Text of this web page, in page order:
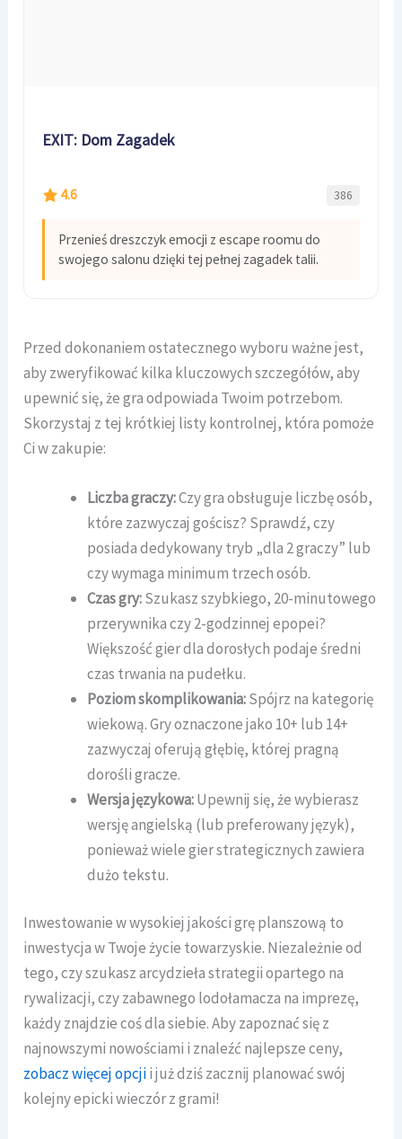
EXIT: Dom Zagadek
4.6 386
Przenieś dreszczyk emocji z escape roomu do
swojego salonu dzięki tej pełnej zagadek talii.
Przed dokonaniem ostatecznego wyboru ważne jest,
aby zweryfikować kilka kluczowych szczegółów, aby
upewnić się, że gra odpowiada Twoim potrzebom.
Skorzystaj z tej krótkiej listy kontrolnej, która pomoże
Ci w zakupie:
Liczba graczy:Czy gra obsługuje liczbę osób,
które zazwyczaj gościsz? Sprawdź, czy
posiada dedykowany tryb „dla 2 graczy” lub
czy wymaga minimum trzech osób.
Czas gry:Szukasz szybkiego, 20-minutowego
przerywnika czy 2-godzinnej epopei?
Większość gier dla dorosłych podaje średni
czas trwania na pudełku.
Poziom skomplikowania:Spójrz na kategorię
wiekową. Gry oznaczone jako 10+ lub 14+
zazwyczaj oferują głębię, której pragną
dorośli gracze.
Wersja językowa:Upewnij się, że wybierasz
wersję angielską (lub preferowany język),
ponieważ wiele gier strategicznych zawiera
dużo tekstu.
Inwestowanie w wysokiej jakości grę planszową to
inwestycja w Twoje życie towarzyskie. Niezależnie od
tego, czy szukasz arcydzieła strategii opartego na
rywalizacji, czy zabawnego lodołamacza na imprezę,
każdy znajdzie coś dla siebie. Aby zapoznać się z
najnowszymi nowościami i znaleźć najlepsze ceny,
zobacz więcej opcjii już dziś zacznij planować swój
kolejny epicki wieczór z grami!